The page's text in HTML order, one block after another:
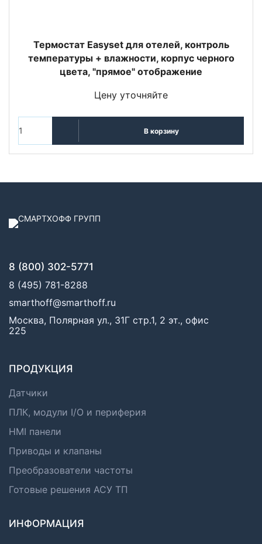
Термостат Easyset для отелей, контроль
температуры + влажности, корпус черного
цвета, "прямое" отображение
Цену уточняйте
В корзину
8 (800) 302-5771
8 (495) 781-8288
smarthoff@smarthoff.ru
Москва, Полярная ул., 31Г стр.1, 2 эт., офис
225
ПРОДУКЦИЯ
Датчики
ПЛК, модули I/O и периферия
HMI панели
Приводы и клапаны
Преобразователи частоты
Готовые решения АСУ ТП
ИНФОРМАЦИЯ